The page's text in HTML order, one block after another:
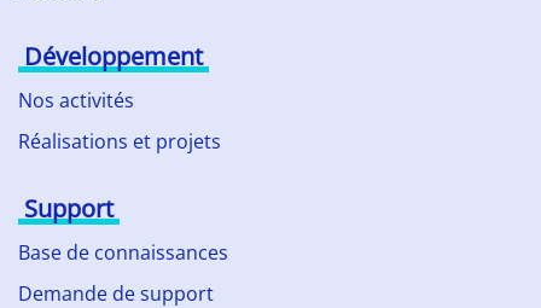
Développement
Nos activités
Réalisations et projets
Support
Base de connaissances
Demande de support